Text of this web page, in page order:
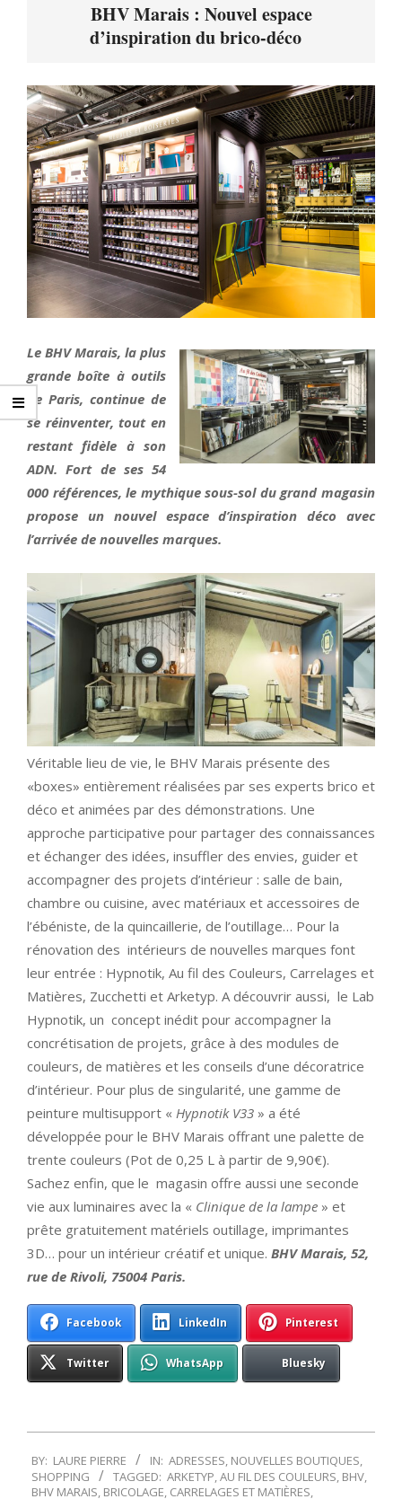
BHV Marais : Nouvel espace
d’inspiration du brico-déco
Le BHV Marais, la plus
grande boîte à outils
de Paris, continue de
se réinventer, tout en
restant fidèle à son
ADN. Fort de ses 54
000 références, le mythique sous-sol du grand magasin
propose un nouvel espace d’inspiration déco avec
l’arrivée de nouvelles marques.
Véritable lieu de vie, le BHV Marais présente des
«boxes» entièrement réalisées par ses experts brico et
déco et animées par des démonstrations. Une
approche participative pour partager des connaissances
et échanger des idées, insuffler des envies, guider et
accompagner des projets d’intérieur : salle de bain,
chambre ou cuisine, avec matériaux et accessoires de
l’ébéniste, de la quincaillerie, de l’outillage… Pour la
rénovation des intérieurs de nouvelles marques font
leur entrée : Hypnotik, Au fil des Couleurs, Carrelages et
Matières, Zucchetti et Arketyp. A découvrir aussi, le Lab
Hypnotik, un concept inédit pour accompagner la
concrétisation de projets, grâce à des modules de
couleurs, de matières et les conseils d’une décoratrice
d’intérieur. Pour plus de singularité, une gamme de
peinture multisupport « Hypnotik V33 » a été
développée pour le BHV Marais offrant une palette de
trente couleurs (Pot de 0,25 L à partir de 9,90€).
Sachez enfin, que le magasin offre aussi une seconde
vie aux luminaires avec la « Clinique de la lampe » et
prête gratuitement matériels outillage, imprimantes
3D… pour un intérieur créatif et unique. BHV Marais, 52,
rue de Rivoli, 75004 Paris.
Facebook LinkedIn Pinterest
Twitter WhatsApp Bluesky
05-
04
BY: LAURE PIERRE IN: ADRESSES, NOUVELLES BOUTIQUES,
SHOPPING
TAGGED: ARKETYP,AU FIL DES COULEURS, BHV,
BHV MARAIS, BRICOLAGE, CARRELAGES ET MATIÈRES,